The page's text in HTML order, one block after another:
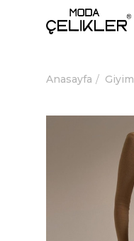
Anasayfa Giyim